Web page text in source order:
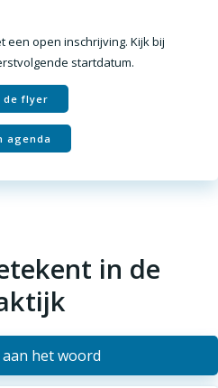
een open inschrijving. Kijk bij
startdatum.
de flyer
agenda
in de
aan het woord